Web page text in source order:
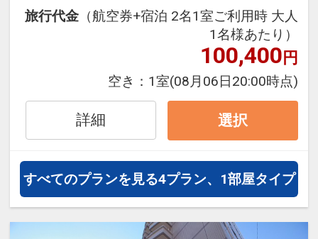
たスタンダードの＜食事なし＞プラ
ンです。
フライトと宿泊を自由に組み合わせ
できるダイナミックパッケージだか
ら、一都市滞在はもちろん周遊旅行
にも最適！
旅行期間中の1泊だけの宿泊や延
泊・飛び泊なども自由自在です。
JALマイレージ会員の方にはフライ
トマイルが50%貯まります。
旅行代金 （航空券+宿泊 2名1室ご利用時 大人
1名様あたり）
100,400円
空き： 1室(08月06日20:00時点)
詳細 選択
すべてのプランを見る4プラン、1部屋タイプ